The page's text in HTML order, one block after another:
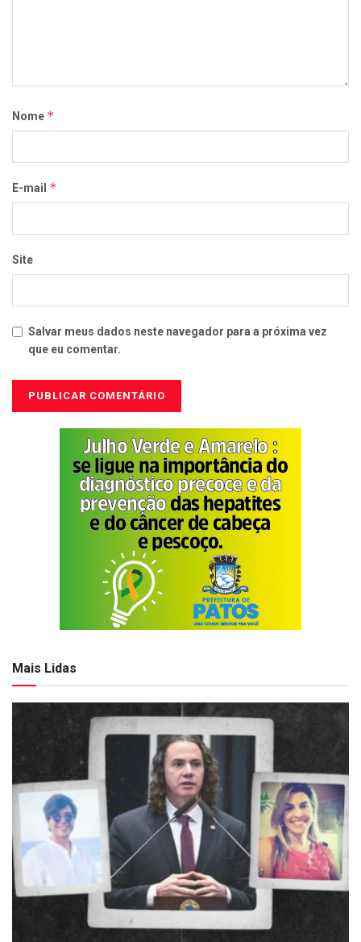
Nome *
E-mail *
Site
Salvar meus dados neste navegador para a próxima vez
que eu comentar.
Mais Lidas